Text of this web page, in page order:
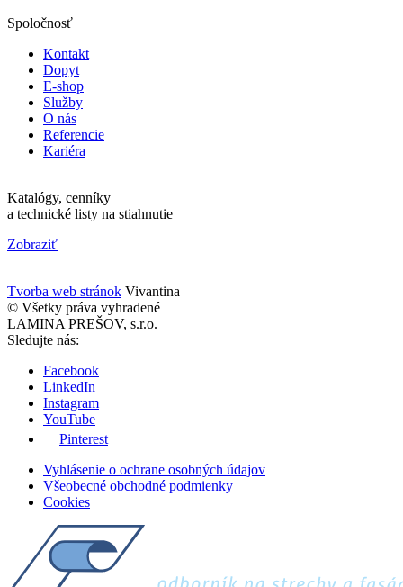
Spoločnosť
Kontakt
Dopyt
E-shop
Služby
O nás
Referencie
Kariéra
Katalógy, cenníky
a technické listy na stiahnutie
Zobraziť
Tvorba web stránok Vivantina
© Všetky práva vyhradené
LAMINA PREŠOV, s.r.o.
Sledujte nás:
Facebook
LinkedIn
Instagram
YouTube
Pinterest
Vyhlásenie o ochrane osobných údajov
Všeobecné obchodné podmienky
Cookies